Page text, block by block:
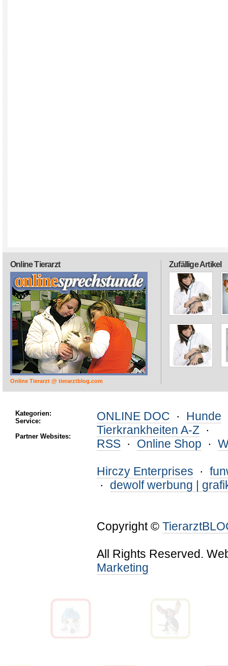
Zufällige Artikel
Online Tierarzt
Online Tierarzt @ tierarztblog.com
Kategorien:
Service:
Partner Websites:
ONLINE DOC · Hunde
Tierkrankheiten A-Z ·
RSS · Online Shop ·
Hirczy Enterprises ·
· dewolf werbung |
Copyright ©
All Rights Reserved.
Marketing